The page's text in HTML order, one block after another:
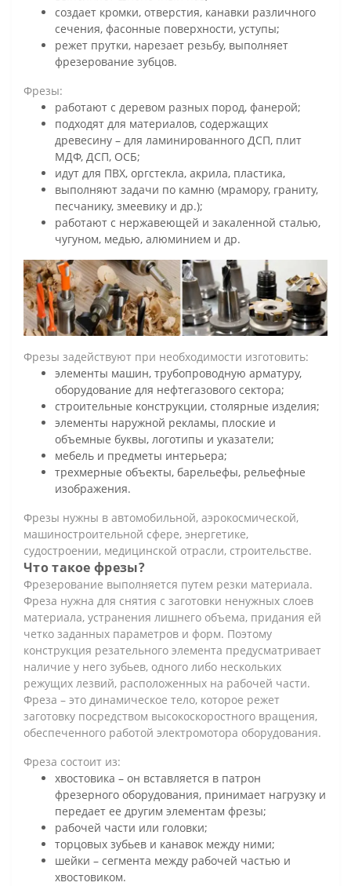
создает кромки, отверстия, канавки различного
сечения, фасонные поверхности, уступы;
режет прутки, нарезает резьбу, выполняет
фрезерование зубцов.
Фрезы:
работают с деревом разных пород, фанерой;
подходят для материалов, содержащих
древесину – для ламинированного ДСП, плит
МДФ, ДСП, ОСБ;
идут для ПВХ, оргстекла, акрила, пластика,
выполняют задачи по камню (мрамору, граниту,
песчанику, змеевику и др.);
работают с нержавеющей и закаленной сталью,
чугуном, медью, алюминием и др.
Фрезы задействуют при необходимости изготовить:
элементы машин, трубопроводную арматуру,
оборудование для нефтегазового сектора;
строительные конструкции, столярные изделия;
элементы наружной рекламы, плоские и
объемные буквы, логотипы и указатели;
мебель и предметы интерьера;
трехмерные объекты, барельефы, рельефные
изображения.
Фрезы нужны в автомобильной, аэрокосмической,
машиностроительной сфере, энергетике,
судостроении, медицинской отрасли, строительстве.
Что такое фрезы?
Фрезерование выполняется путем резки материала.
Фреза нужна для снятия с заготовки ненужных слоев
материала, устранения лишнего объема, придания ей
четко заданных параметров и форм. Поэтому
конструкция резательного элемента предусматривает
наличие у него зубьев, одного либо нескольких
режущих лезвий, расположенных на рабочей части.
Фреза – это динамическое тело, которое режет
заготовку посредством высокоскоростного вращения,
обеспеченного работой электромотора оборудования.
Фреза состоит из:
хвостовика – он вставляется в патрон
фрезерного оборудования, принимает нагрузку и
передает ее другим элементам фрезы;
рабочей части или головки;
торцовых зубьев и канавок между ними;
шейки – сегмента между рабочей частью и
хвостовиком.